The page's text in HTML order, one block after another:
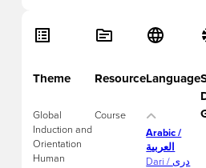
Theme
Global
Induction and
Orientation
Human
Resource
Course
Language
Arabic /
العربية
Dari / دری